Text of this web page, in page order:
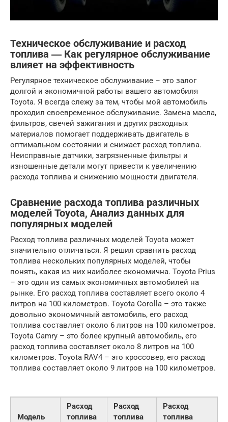
Техническое обслуживание и расход
топлива ― Как регулярное обслуживание
влияет на эффективность
Регулярное техническое обслуживание – это залог
долгой и экономичной работы вашего автомобиля
Toyota. Я всегда слежу за тем, чтобы мой автомобиль
проходил своевременное обслуживание. Замена масла,
фильтров, свечей зажигания и других расходных
материалов помогает поддерживать двигатель в
оптимальном состоянии и снижает расход топлива.
Неисправные датчики, загрязненные фильтры и
изношенные детали могут привести к увеличению
расхода топлива и снижению мощности двигателя.
Сравнение расхода топлива различных
моделей Toyota, Анализ данных для
популярных моделей
Расход топлива различных моделей Toyota может
значительно отличаться. Я решил сравнить расход
топлива нескольких популярных моделей, чтобы
понять, какая из них наиболее экономична. Toyota Prius
– это один из самых экономичных автомобилей на
рынке. Его расход топлива составляет всего около 4
литров на 100 километров. Toyota Corolla – это также
довольно экономичный автомобиль, его расход
топлива составляет около 6 литров на 100 километров.
Toyota Camry – это более крупный автомобиль, его
расход топлива составляет около 8 литров на 100
километров. Toyota RAV4 – это кроссовер, его расход
топлива составляет около 9 литров на 100 километров.
Модель
Расход
топлива
Расход
топлива
Расход
топлива